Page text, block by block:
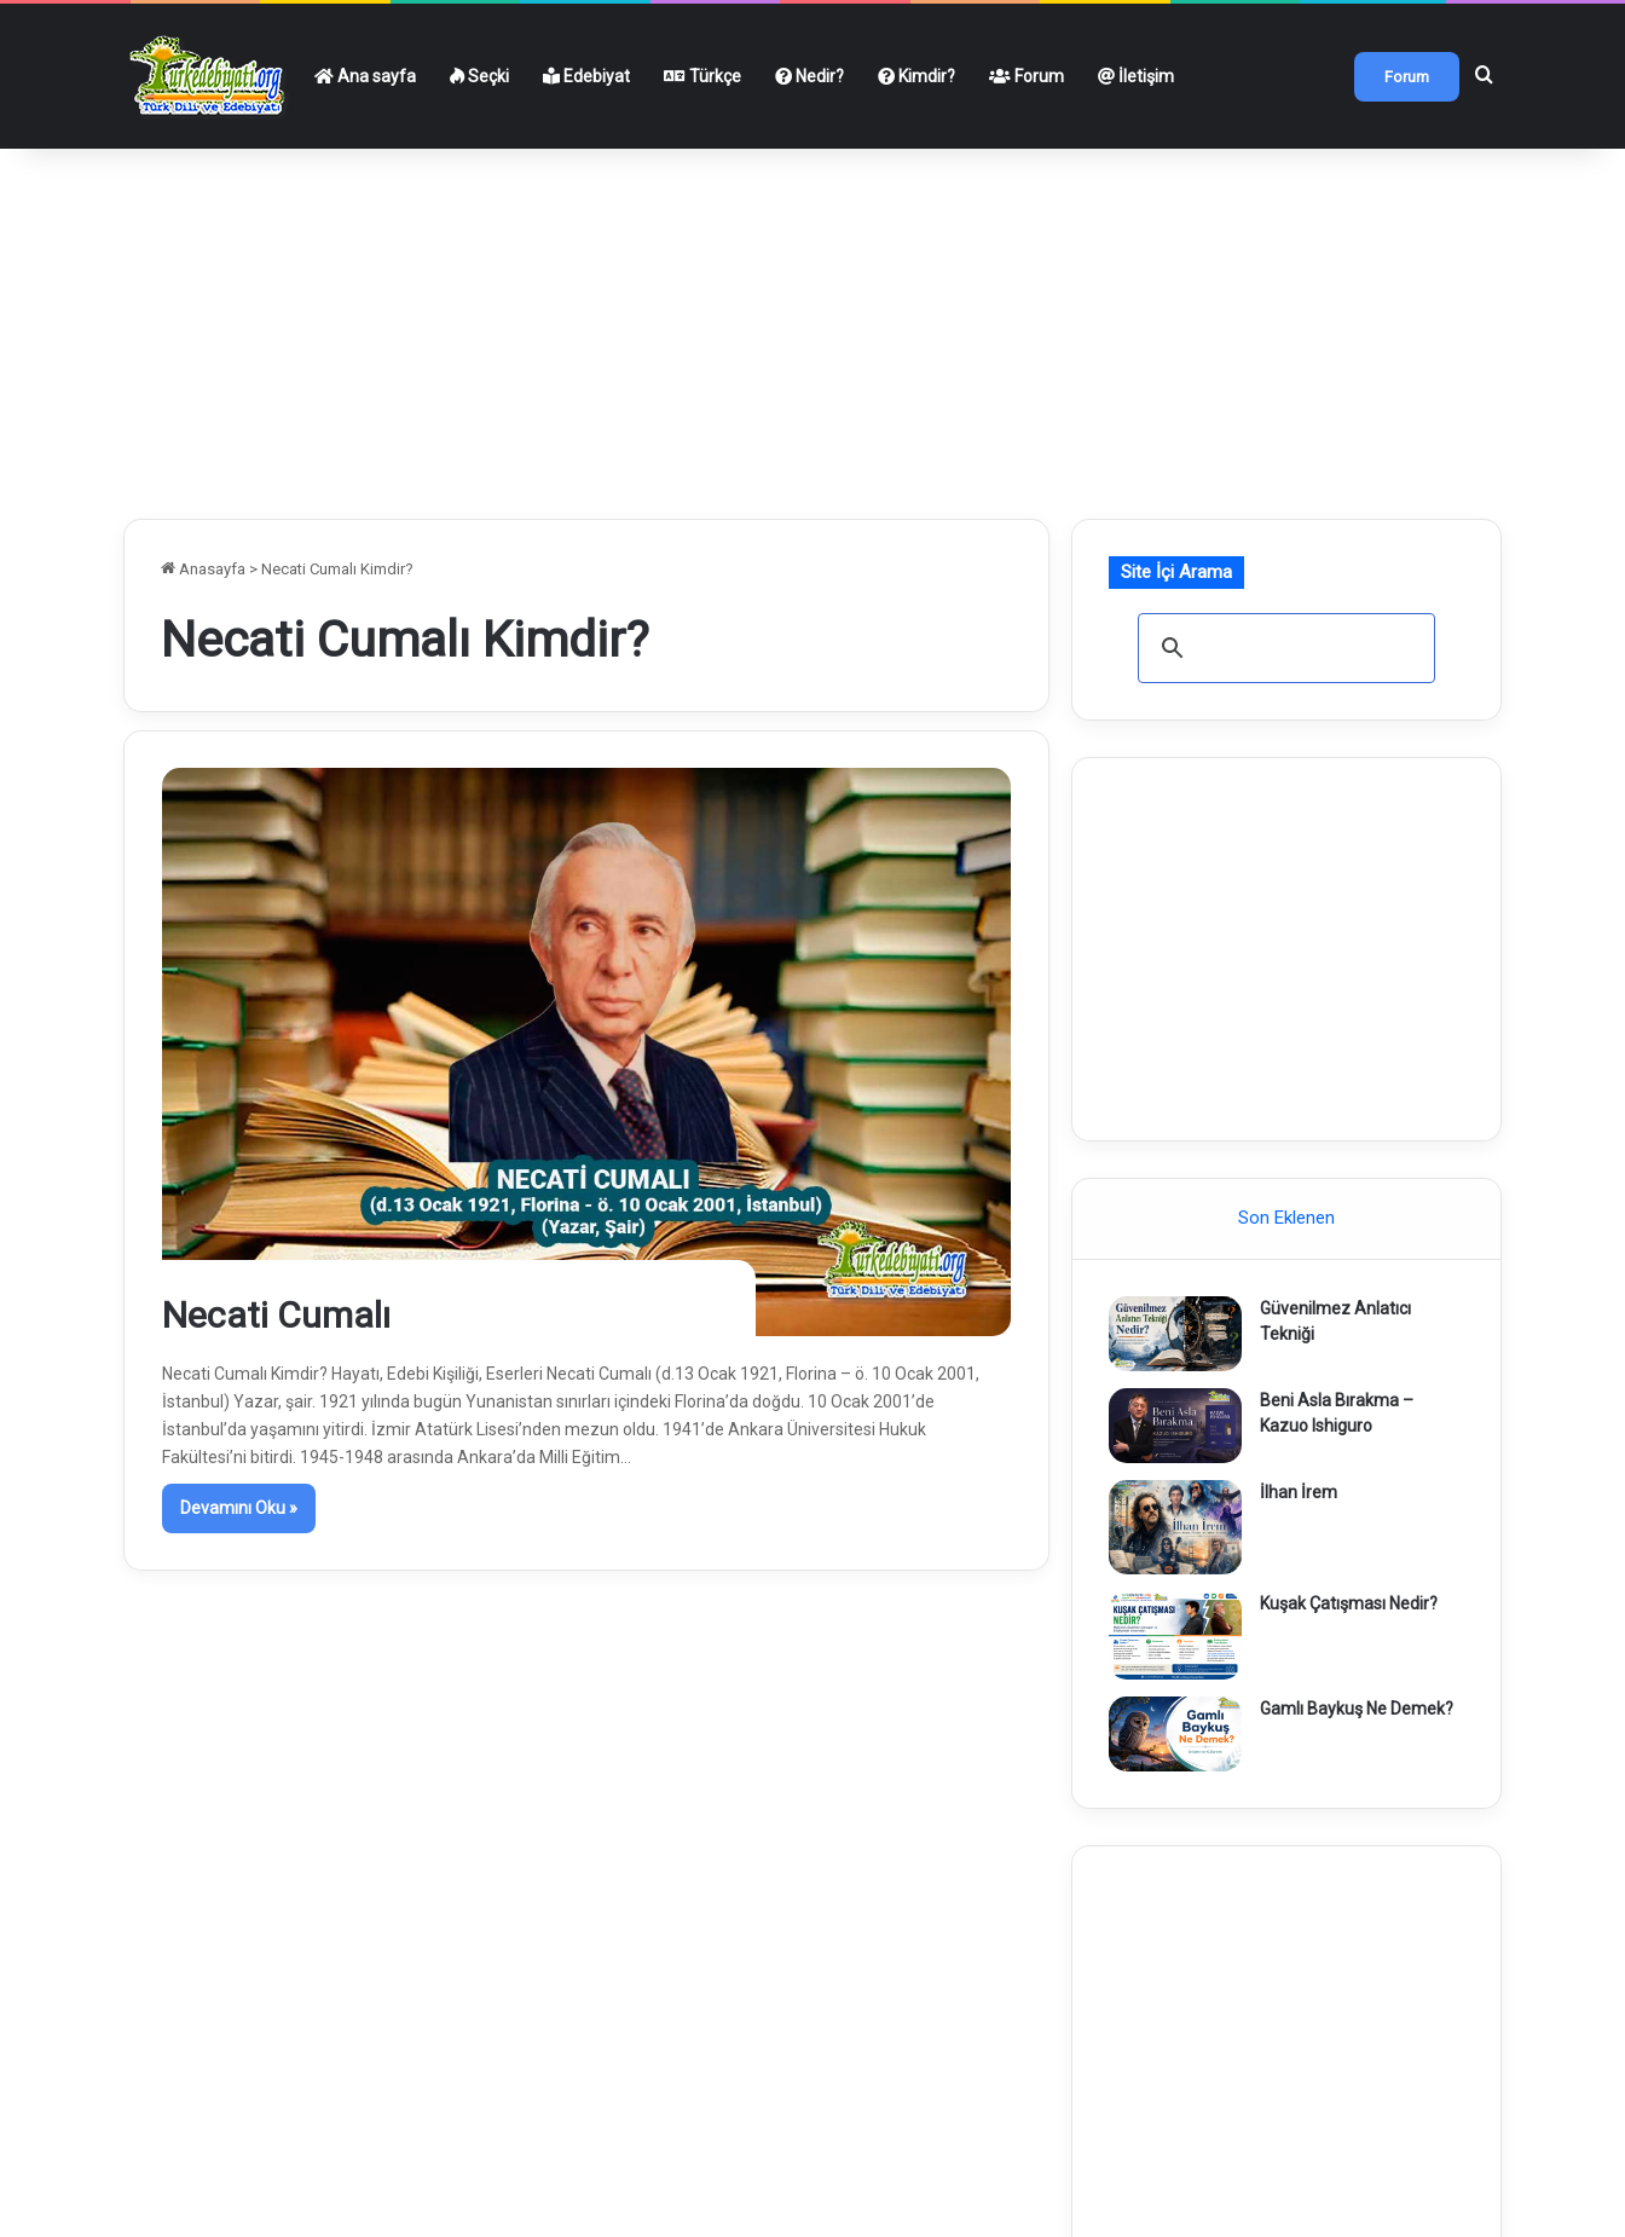
Ana sayfa Seçki Edebiyat Türkçe Nedir? Kimdir? Forum İletişim Forum Arama yap ...
Anasayfa > Necati Cumalı Kimdir?
Necati Cumalı Kimdir?
Necati Cumalı
Necati Cumalı Kimdir? Hayatı, Edebi Kişiliği, Eserleri Necati Cumalı (d.13 Ocak 1921, Florina – ö. 10 Ocak 2001,
İstanbul) Yazar, şair. 1921 yılında bugün Yunanistan sınırları içindeki Florina’da doğdu. 10 Ocak 2001’de
İstanbul’da yaşamını yitirdi. İzmir Atatürk Lisesi’nden mezun oldu. 1941’de Ankara Üniversitesi Hukuk
Fakültesi’ni bitirdi. 1945-1948 arasında Ankara’da Milli Eğitim…
Devamını Oku »
Site İçi Arama
Son Eklenen
Güvenilmez Anlatıcı
Tekniği
Beni Asla Bırakma –
Kazuo Ishiguro
İlhan İrem
Kuşak Çatışması Nedir?
Gamlı Baykuş Ne Demek?